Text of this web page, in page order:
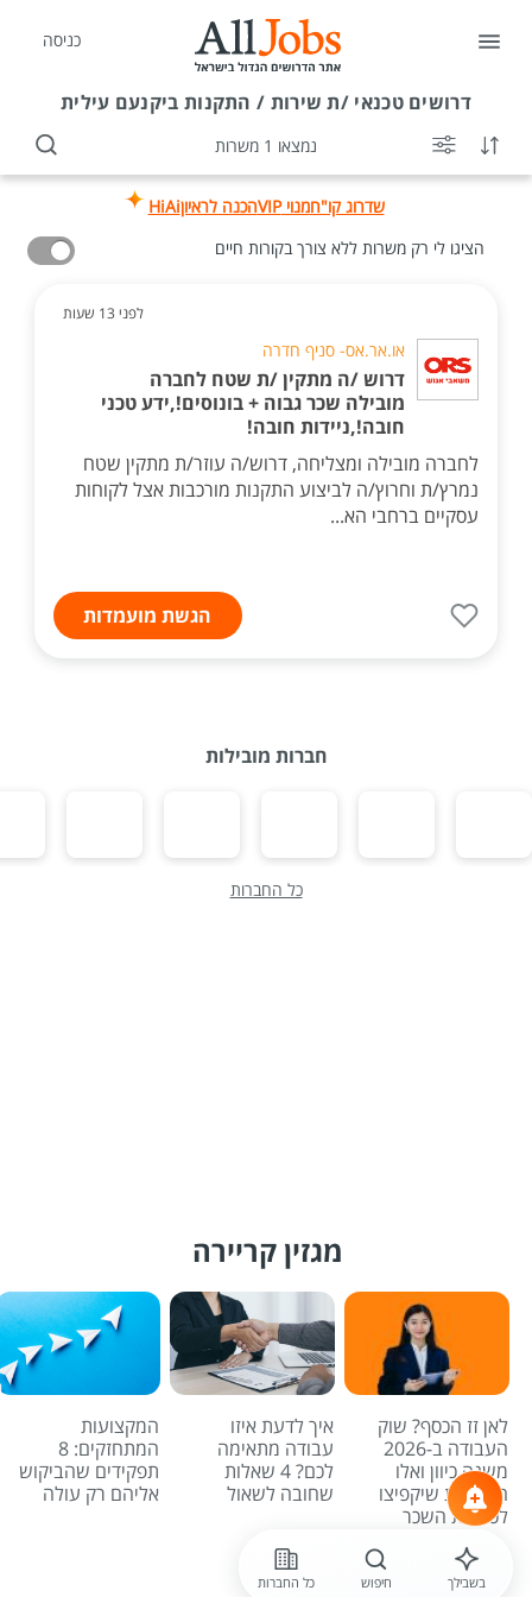
כניסה
דרושיםטכנאי /ת שירות / התקנות ביקנעם עילית
נמצאו 1 משרות
שדרוג קו"חמנוי VIP הכנה לראיוןHiAi
הציגו לי רק משרות ללא צורך בקורות חיים
לפני 13 שעות
או.אר.אס- סניף חדרה
דרוש /ה מתקין /ת שטח לחברה
מובילה שכר גבוה + בונוסים!,ידע טכני
חובה!,ניידות חובה!
לחברה מובילה ומצליחה, דרוש/ה עוזר/ת מתקין שטח
נמרץ/ת וחרוץ/ה לביצוע התקנות מורכבות אצל לקוחות
עסקיים ברחבי הא...
הגשת מועמדות
חברות מובילות
כל החברות
מגזין קריירה
לאן זז הכסף? שוק
העבודה ב-2026
משנה כיוון ואלו
המשרות שיקפיצו
לכם את השכר
איך לדעת איזו
עבודה מתאימה
לכם? 4 שאלות
שחובה לשאול
המקצועות
המתחזקים: 8
תפקידים שהביקוש
אליהם רק עולה
לכל הכתבות
בשבילך חיפוש כל החברות